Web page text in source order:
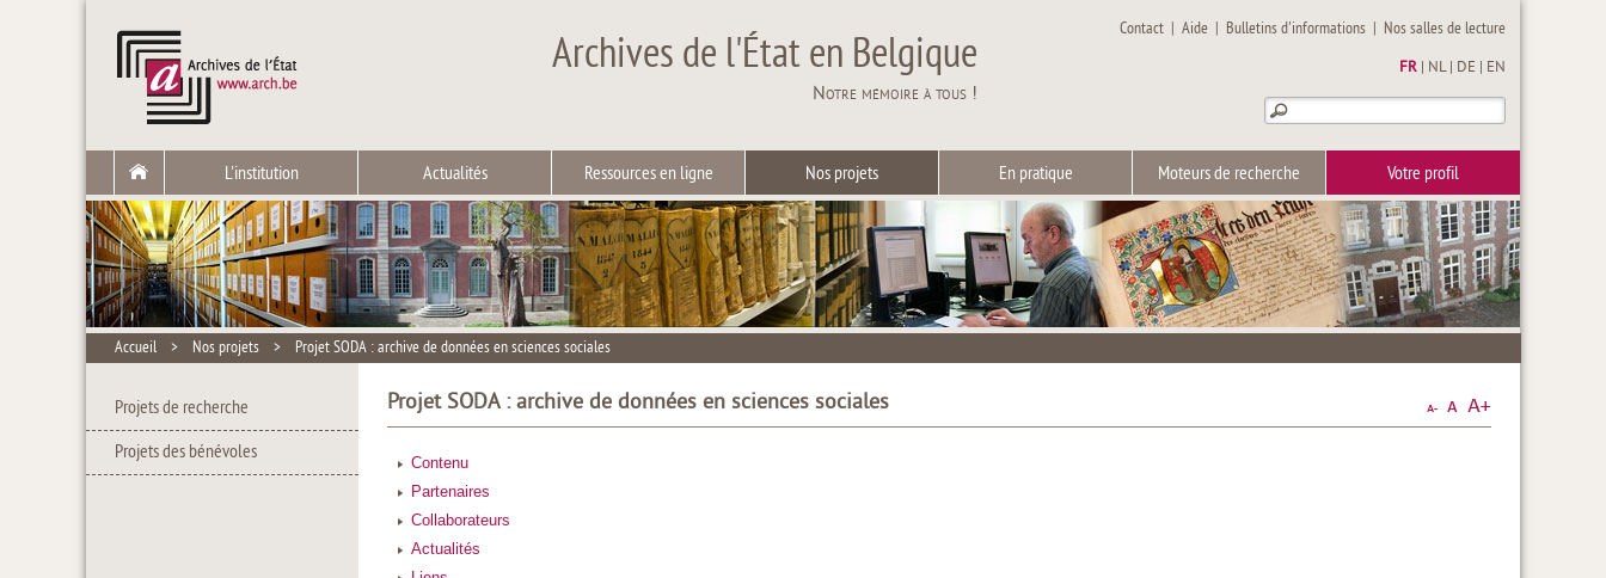
Archives de l'État en Belgique
Notre mémoire à tous !
Contact |Aide | Bulletins d'informations | Nos salles de lecture
FR NL| DE EN
L'institution Actualités Ressources en ligne Nos projets En pratique Moteurs de recherche Votre profil
Accueil > Nos projets > Projet SODA : archive de données en sciences sociales
Projets de recherche
Projets des bénévoles
Projet SODA : archive de données en sciences sociales
Contenu
Partenaires
Collaborateurs
Actualités